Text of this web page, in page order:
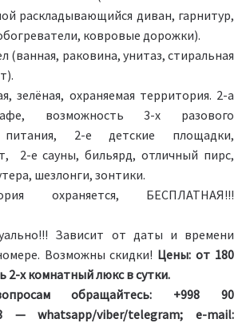
раскладывающийся диван, гарнитур,
ковровые дорожки).
(ванная, раковина, унитаз, стиральная
зелёная, охраняемая территория. 2-а
возможность 3-х разового
питания, 2-е детские площадки,
2-е сауны, бильярд, отличный пирс,
шезлонги, зонтики.
охраняется, БЕСПЛАТНАЯ!!!
Зависит от даты и времени
Возможны скидки! Цены: от 180
2-х комнатный люкс в сутки.
обращайтесь: +998 90
— whatsapp/viber/telegram; e-mail: